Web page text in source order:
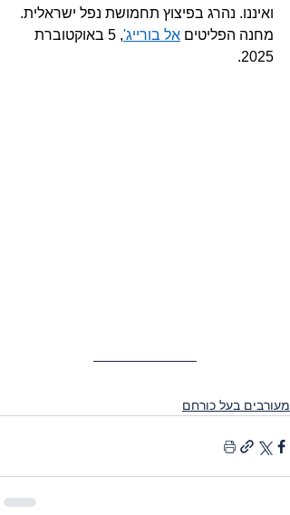
ואיננו. נהרג בפיצוץ תחמושת נפל ישראלית.
מחנה הפליטים אל בורייג'
, 5 באוקטוברת
2025.
מעורבים בעל כורחם